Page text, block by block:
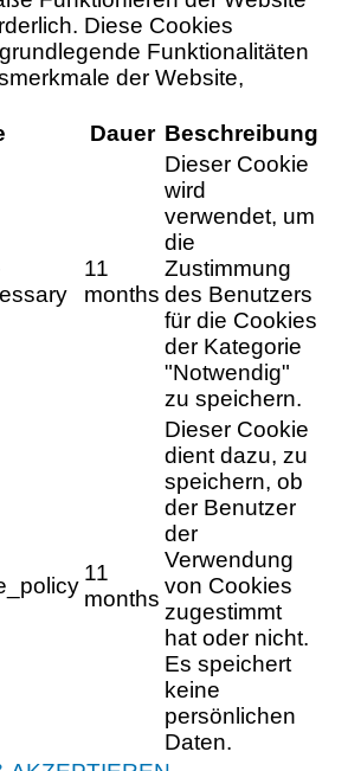
Diese Cookies
Funktionalitäten
der Website,
Dauer Beschreibung
11
months
Dieser Cookie
wird
verwendet, um
die
Zustimmung
des Benutzers
für die Cookies
der Kategorie
"Notwendig"
zu speichern.
11
months
Dieser Cookie
dient dazu, zu
speichern, ob
der Benutzer
der
Verwendung
von Cookies
zugestimmt
hat oder nicht.
Es speichert
keine
persönlichen
Daten.